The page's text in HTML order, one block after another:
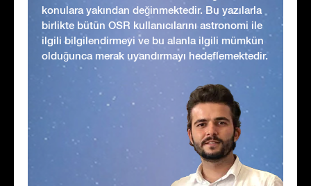
konulara yakından değinmektedir. Bu yazılarla
birlikte bütün OSR kullanıcılarını astronomi ile
ilgili bilgilendirmeyi ve bu alanla ilgili mümkün
olduğunca merak uyandırmayı hedeflemektedir.